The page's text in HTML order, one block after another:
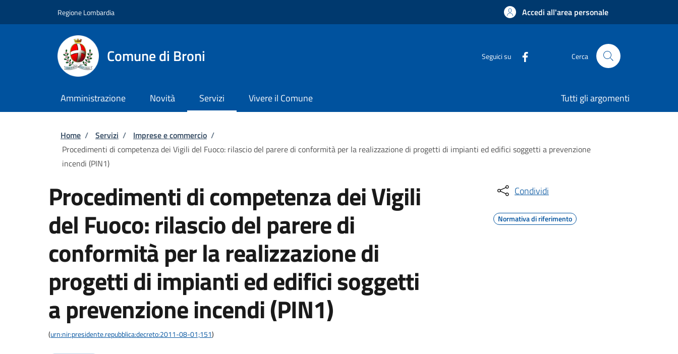
Regione Lombardia Accedi all'area personale
Comune di Broni Seguici su Cerca
Amministrazione Novità Servizi Vivere il Comune Tutti gli argomenti
Briciole di pane
Home / Servizi / Imprese e commercio /
Procedimenti di competenza dei Vigili del Fuoco: rilascio del parere di conformità per la realizzazione di progetti di impianti ed edifici soggetti a prevenzione
incendi (PIN1)
Procedimenti di competenza dei Vigili
del Fuoco: rilascio del parere di
conformità per la realizzazione di
progetti di impianti ed edifici soggetti
a prevenzione incendi (PIN1)
(urn:nir:presidente.repubblica:decreto:2011-08-01;151)
Condividi
Normativa di riferimento